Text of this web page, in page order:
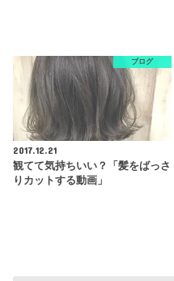
ブログ
2017.12.21
観てて気持ちいい？「髪をばっさ
りカットする動画」